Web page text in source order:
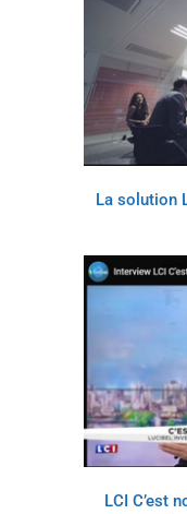
La solution
LCI C’est